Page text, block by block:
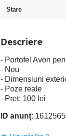
Stare
Descriere
- Portofel Avon
- Nou
- Dimensiuni
- Poze reale
- Pret: 100 lei
ID anunț: